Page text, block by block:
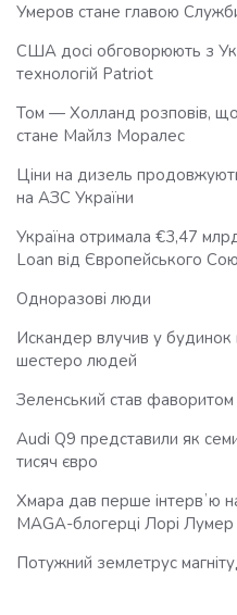
Умеров стане главою
США досі обговорюють з
технологій Patriot
Том — Холланд розповів,
стане Майлз Моралес
Ціни на дизель
на АЗС України
Україна отримала €3,47
Loan від Європейського
Одноразові люди
Искандер влучив у будинок
шестеро людей
Зеленський став
Audi Q9 представили як
тисяч євро
Хмара дав перше інтервʼю
MAGA-блогерці Лорі Лумер
Потужний землетрус